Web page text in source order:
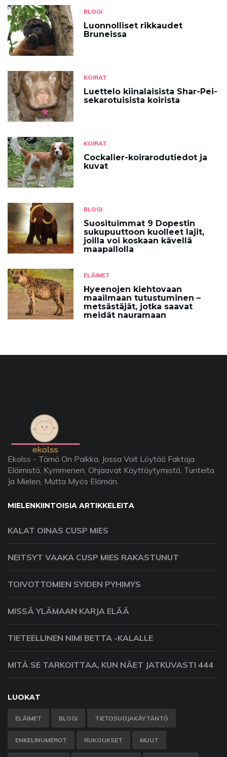
BLOGI
Luonnolliset rikkaudet
Bruneissa
KOIRAT
Luettelo kiinalaisista Shar-Pei-
sekarotuisista koirista
KOIRAT
Cockalier-koirarodutiedot ja
kuvat
BLOGI
Suosituimmat 9 Dopestin
sukupuuttoon kuolleet lajit,
joilla voi koskaan kävellä
maapallolla
ELÄIMET
Hyeenojen kiehtovaan
maailmaan tutustuminen –
metsästäjät, jotka saavat
meidät nauramaan
Ekolss - Tämä On Paikka, Jossa Voit Löytää Faktoja
Eläimistä, Kymmenen, Ohjaavat Käyttäytymistä, Tunteita
Ja Mielen, Mutta Myös Elämän.
MIELENKIINTOISIA ARTIKKELEITA
KALAT OINAS CUSP MIES
NEITSYT VAAKA CUSP MIES RAKASTUNUT
TOIVOTTOMIEN SYIDEN PYHIMYS
MISSÄ YLÄMAAN KARJA ELÄÄ
TIETEELLINEN NIMI BETTA -KALALLE
MITÄ SE TARKOITTAA, KUN NÄET JATKUVASTI 444
LUOKAT
ELÄIMET BLOGI TIETOSUOJAKÄYTÄNTÖ
ENKELINUMEROT RUKOUKSET MUUT